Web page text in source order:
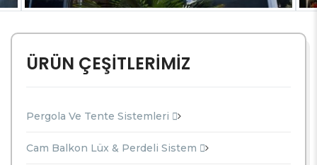
ÜRÜN ÇEŞİTLERİMİZ
Pergola Ve Tente Sistemleri
Cam Balkon Lüx & Perdeli Sistem